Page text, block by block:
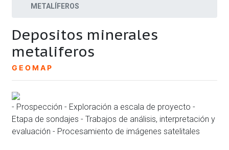
METALÍFEROS
Depositos minerales
metaliferos
GEOMAP
- Prospección - Exploración a escala de proyecto -
Etapa de sondajes - Trabajos de análisis, interpretación y
evaluación - Procesamiento de imágenes satelitales